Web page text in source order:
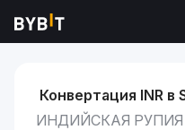
Рынки
Конвертация INR в
ИНДИЙСКАЯ РУПИЯ